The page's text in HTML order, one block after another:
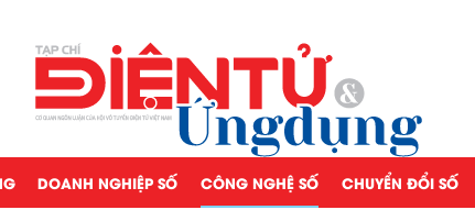
DOANH NGHIỆP SỐ CÔNG NGHỆ SỐ CHUYỂN ĐỔI SỐ